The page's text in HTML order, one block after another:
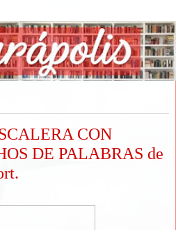
CON
DE PALABRAS de